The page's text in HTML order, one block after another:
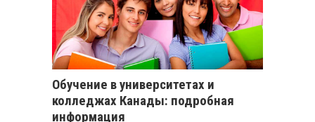
Обучение в университетах и
колледжах Канады: подробная
информация